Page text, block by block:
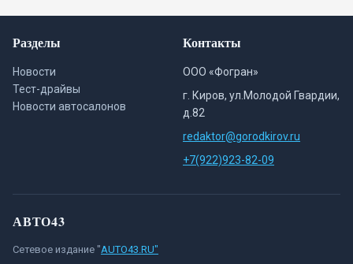
Разделы
Новости
Тест-драйвы
Новости автосалонов
Контакты
ООО «Фогран»
г. Киров, ул.Молодой Гвардии,
д.82
redaktor@gorodkirov.ru
+7(922)923-82-09
АВТО43
Сетевое издание "AUTO43.RU"